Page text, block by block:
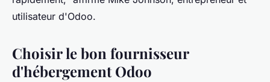
utilisateur d'Odoo.
Choisir le bon fournisseur
d'hébergement Odoo